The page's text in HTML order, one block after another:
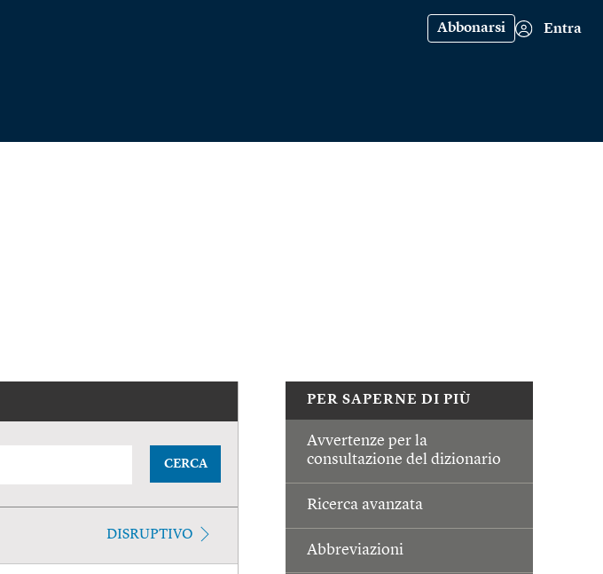
Abbonarsi Entra
PER SAPERNE DI PIÙ
Avvertenze per la
consultazione del dizionario
Ricerca avanzata
Abbreviazioni
CERCA
DISRUPTIVO